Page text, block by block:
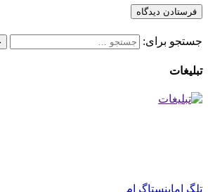
جستجو برای:
تبلیغات
تلگراماینستاگرام